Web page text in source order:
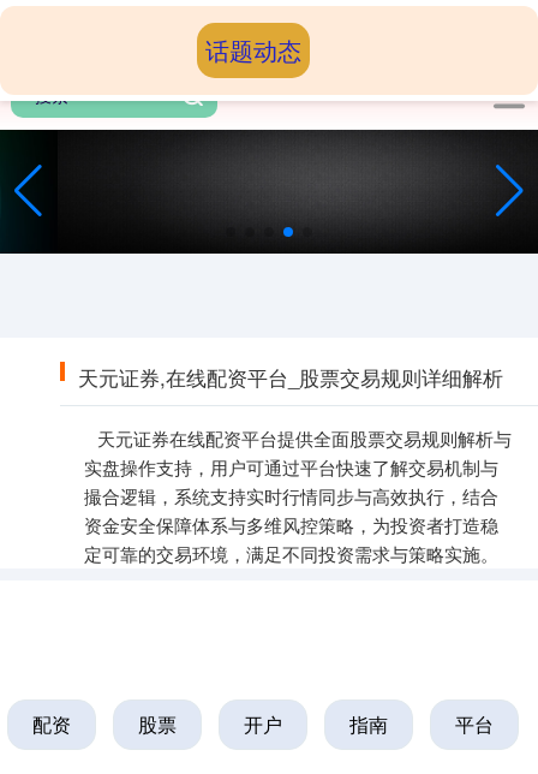
天元证券,在线配资平台_股票交易规则详细解析
天元证券在线配资平台提供全面股票交易规则解析与
实盘操作支持，用户可通过平台快速了解交易机制与
撮合逻辑，系统支持实时行情同步与高效执行，结合
资金安全保障体系与多维风控策略，为投资者打造稳
定可靠的交易环境，满足不同投资需求与策略实施。
话题动态
配资 股票 开户 指南 平台